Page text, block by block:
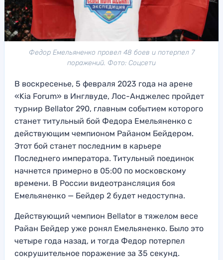
Федор Емельяненко провел 48 боев и потерпел 7
поражений. Фото: Соцсети
В воскресенье, 5 февраля 2023 года на арене
«Kia Forum» в Инглвуде, Лос-Анджелес пройдет
турнир Bellator 290, главным событием которого
станет титульный бой Федора Емельяненко с
действующим чемпионом Райаном Бейдером.
Этот бой станет последним в карьере
Последнего императора. Титульный поединок
начнется примерно в 05:00 по московскому
времени. В России видеотрансляция боя
Емельяненко — Бейдер 2 будет недоступна.
Действующий чемпион Bellator в тяжелом весе
Райан Бейдер уже ронял Емельяненко. Было это
четыре года назад, и тогда Федор потерпел
сокрушительное поражение за 35 секунд.